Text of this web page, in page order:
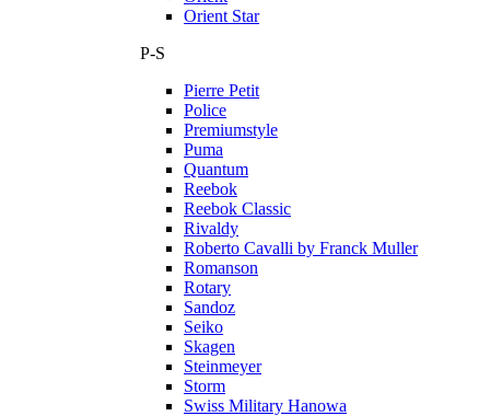
Orient Star
P-S
Pierre Petit
Police
Premiumstyle
Puma
Quantum
Reebok
Reebok Classic
Rivaldy
Roberto Cavalli by Franck Muller
Romanson
Rotary
Sandoz
Seiko
Skagen
Steinmeyer
Storm
Swiss Military Hanowa